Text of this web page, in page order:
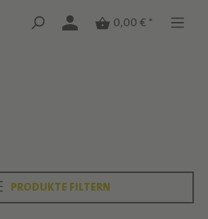
0,00 € *
PRODUKTE FILTERN